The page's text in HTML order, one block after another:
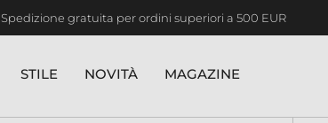
Spedizione gratuita per ordini superiori a 500 EUR
STILE NOVITÀ MAGAZINE